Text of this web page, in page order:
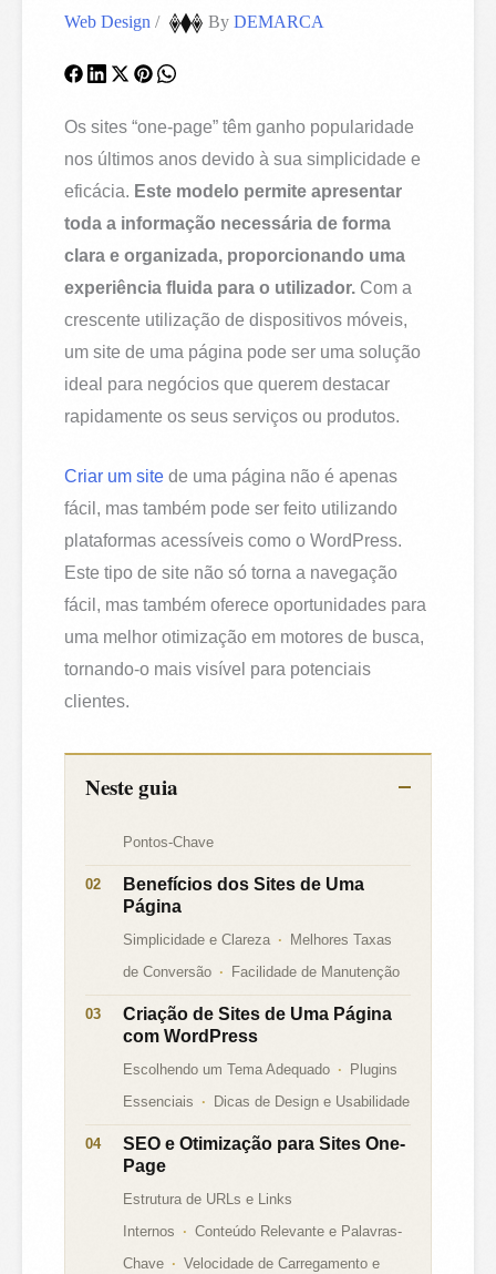
Web Design / ByDEMARCA
Os sites “one-page” têm ganho popularidade
nos últimos anos devido à sua simplicidade e
eficácia. Este modelo permite apresentar
toda a informação necessária de forma
clara e organizada, proporcionando uma
experiência fluida para o utilizador. Com a
crescente utilização de dispositivos móveis,
um site de uma página pode ser uma solução
ideal para negócios que querem destacar
rapidamente os seus serviços ou produtos.
Criar um site de uma página não é apenas
fácil, mas também pode ser feito utilizando
plataformas acessíveis como o WordPress.
Este tipo de site não só torna a navegação
fácil, mas também oferece oportunidades para
uma melhor otimização em motores de busca,
tornando-o mais visível para potenciais
clientes.
Neste guia
Pontos-Chave
Benefícios dos Sites de Uma
Página
Simplicidade e Clareza
Melhores Taxas
de Conversão
Facilidade de Manutenção
Criação de Sites de Uma Página
com WordPress
Escolhendo um Tema Adequado
Plugins
Essenciais
Dicas de Design e Usabilidade
SEO e Otimização para Sites One-
Page
Estrutura de URLs e Links
Internos
Conteúdo Relevante e Palavras-
Chave
Velocidade de Carregamento e